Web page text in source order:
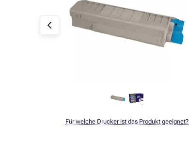
Für welche Drucker ist das Produkt geeignet?